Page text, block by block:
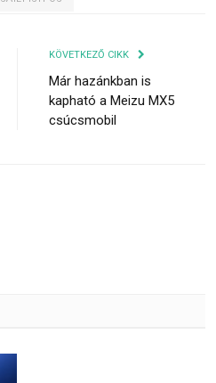
KÖVETKEZŐ CIKK
Már hazánkban is
kapható a Meizu MX5
csúcsmobil